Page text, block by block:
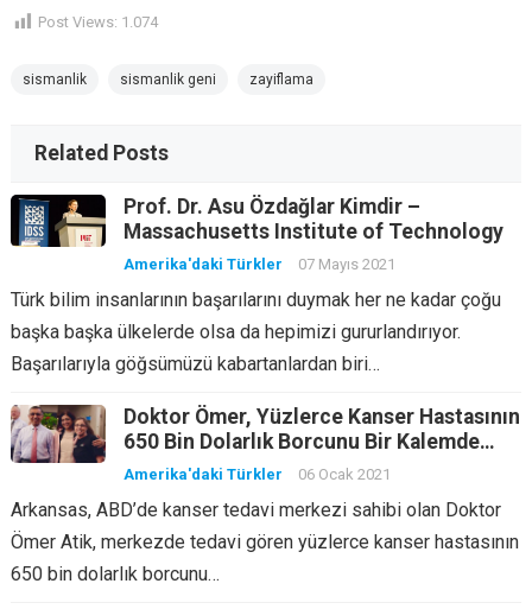
Post Views: 1.074
sismanlik sismanlik geni zayiflama
Related Posts
Prof. Dr. Asu Özdağlar Kimdir –
Massachusetts Institute of Technology
Amerika'daki Türkler 07 Mayıs 2021
Türk bilim insanlarının başarılarını duymak her ne kadar çoğu
başka başka ülkelerde olsa da hepimizi gururlandırıyor.
Başarılarıyla göğsümüzü kabartanlardan biri…
Doktor Ömer, Yüzlerce Kanser Hastasının
650 Bin Dolarlık Borcunu Bir Kalemde
Sildi
Amerika'daki Türkler 06 Ocak 2021
Arkansas, ABD’de kanser tedavi merkezi sahibi olan Doktor
Ömer Atik, merkezde tedavi gören yüzlerce kanser hastasının
650 bin dolarlık borcunu…